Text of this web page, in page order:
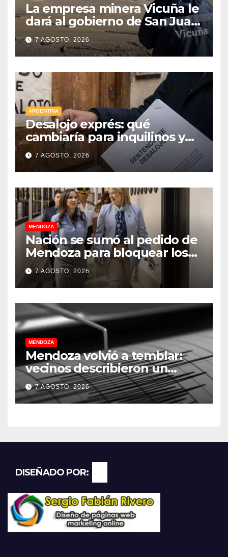
La empresa minera Vicuña le
dará al gobierno de San Juan
U$D 250 millones cómo un
aporte extraordinario y no
reembolsable
7 AGOSTO, 2026
ARGENTINA
Desalojo exprés: qué
cambiaría para inquilinos y
dueños con el proyecto que
tuvo media sanción en la
Cámara alta
7 AGOSTO, 2026
MENDOZA
Nación se sumó al pedido de
Mendoza para bloquear los
celulares en las cárceles de la
provincia
7 AGOSTO, 2026
MENDOZA
Mendoza volvió a temblar:
vecinos describieron un
“sacudón” acompañado por
un fuerte estruendo
7 AGOSTO, 2026
DISEÑADO POR: